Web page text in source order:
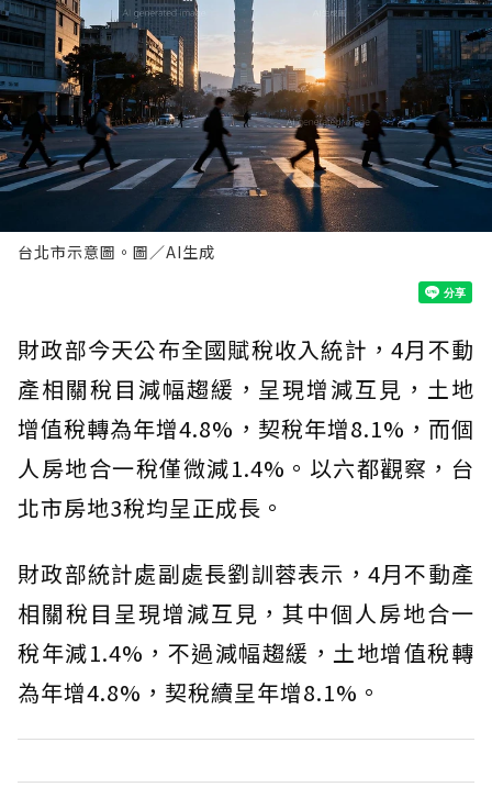
台北市示意圖。圖／AI生成
財政部今天公布全國賦稅收入統計，4月不動
產相關稅目減幅趨緩，呈現增減互見，土地
增值稅轉為年增4.8%，契稅年增8.1%，而個
人房地合一稅僅微減1.4%。以六都觀察，台
北市房地3稅均呈正成長。
財政部統計處副處長劉訓蓉表示，4月不動產
相關稅目呈現增減互見，其中個人房地合一
稅年減1.4%，不過減幅趨緩，土地增值稅轉
為年增4.8%，契稅續呈年增8.1%。